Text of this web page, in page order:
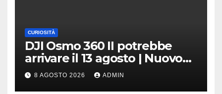
CURIOSITÀ
DJI Osmo 360 II potrebbe
arrivare il 13 agosto | Nuovo
teaser
8 AGOSTO 2026 ADMIN